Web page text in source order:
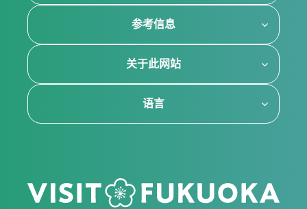
参考信息
关于此网站
语言